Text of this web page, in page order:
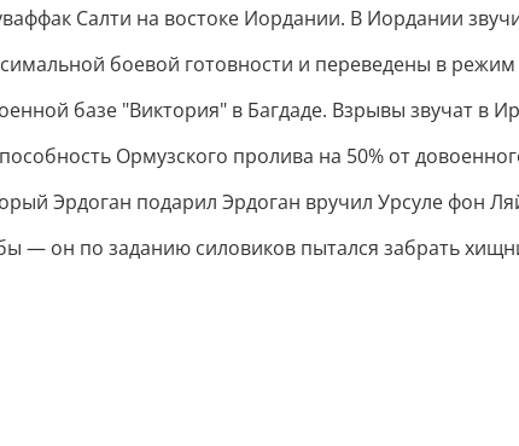
Салти на востоке Иордании. В Иордании
боевой готовности и переведены в
базе "Виктория" в Багдаде. Взрывы звучат в
Ормузского пролива на 50% от
Эрдоган подарил Эрдоган вручил Урсуле фон
— он по заданию силовиков пытался забрать